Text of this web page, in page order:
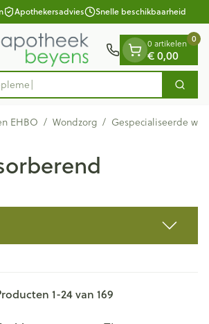
Apothekersadvies Snelle beschikbaarheid
Zoek
0 artikelen
€ 0,00
0
EHBO / Wondzorg / Gespecialiseerde
1-24van 169